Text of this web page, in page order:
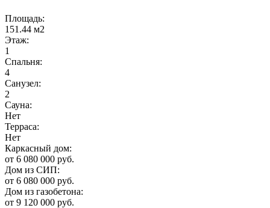
Площадь:
151.44 м2
Этаж:
1
Спальня:
4
Санузел:
2
Сауна:
Нет
Терраса:
Нет
Каркасный дом:
от 6 080 000 руб.
Дом из СИП:
от 6 080 000 руб.
Дом из газобетона:
от 9 120 000 руб.